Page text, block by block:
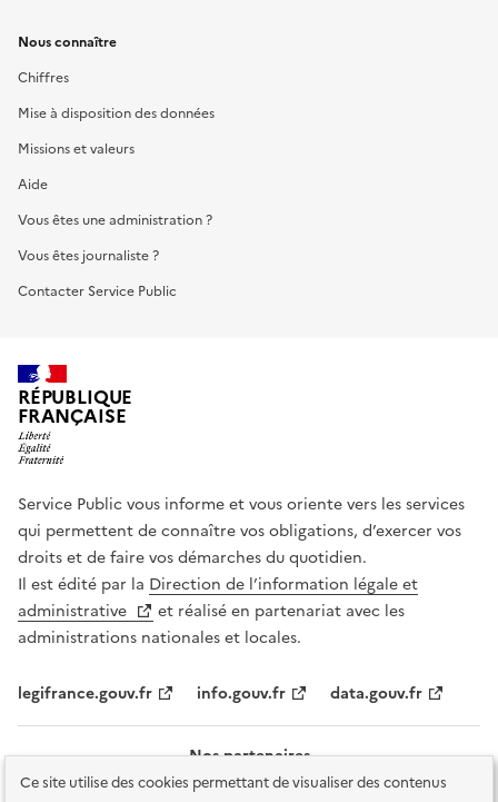
Ce site utilise des cookies permettant de visualiser des contenus
Nous connaître
Chiffres
Mise à disposition des données
Missions et valeurs
Aide
Vous êtes une administration ?
Vous êtes journaliste ?
Contacter Service Public
RÉPUBLIQUE
FRANÇAISE
Service Public vous informe et vous oriente vers les services
qui permettent de connaître vos obligations, d’exercer vos
droits et de faire vos démarches du quotidien.
Il est édité par la Direction de l’information légale et
administrative
et réalisé en partenariat avec les
administrations nationales et locales.
legifrance.gouv.fr info.gouv.fr data.gouv.fr
Nos partenaires